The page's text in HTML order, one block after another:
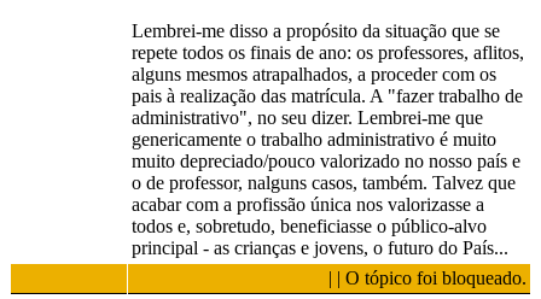
Lembrei-me disso a propósito da situação que se
repete todos os finais de ano: os professores, aflitos,
alguns mesmos atrapalhados, a proceder com os
pais à realização das matrícula. A "fazer trabalho de
administrativo", no seu dizer. Lembrei-me que
genericamente o trabalho administrativo é muito
muito depreciado/pouco valorizado no nosso país e
o de professor, nalguns casos, também. Talvez que
acabar com a profissão única nos valorizasse a
todos e, sobretudo, beneficiasse o público-alvo
principal - as crianças e jovens, o futuro do País...
| | O tópico foi bloqueado.